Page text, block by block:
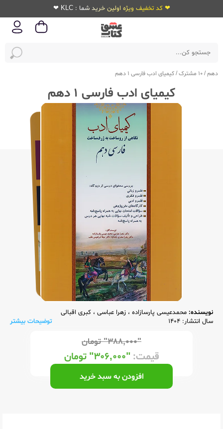
❤ کد تخفیف ویژه اولین خرید شما : KLC ❤
دهم/10 مشترک /کیمیای ادب فارسی 1 دهم
کیمیای ادب فارسی 1 دهم
نویسنده: محمدعیسی پارسازاده ، زهرا عباسی ، کبری اقبالی
سال انتشار: 1404
توضیحات بیشتر
"۳۸۸,۰۰۰" تومان
قیمت:"۳۰۶,۰۰۰" تومان
افزودن به سبد خرید